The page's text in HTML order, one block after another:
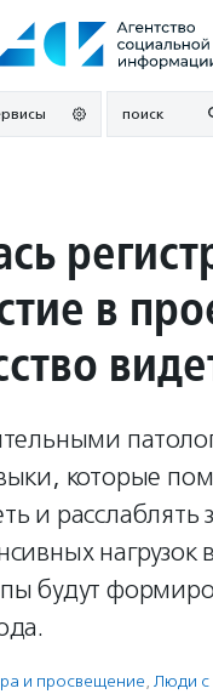
поиск
в
которые
и расслаблять
нагрузок
будут
и просвещение, Люди с